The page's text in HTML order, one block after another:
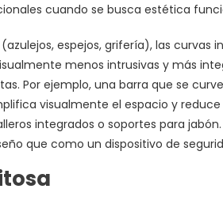
cuando se busca estética
espejos, grifería), las curvas
menos intrusivas y más
Por ejemplo, una barra que se
visualmente el espacio y reduce
integrados o soportes para jabón.
que como un dispositivo de